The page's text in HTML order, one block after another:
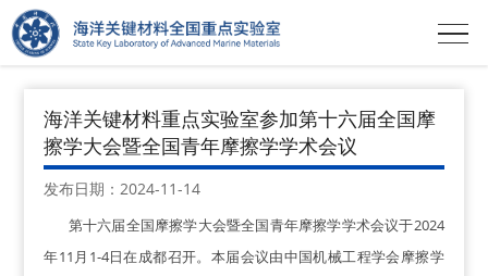
首页> 新闻中心>最新动态
海洋关键材料重点实验室参加第十六届全国摩
擦学大会暨全国青年摩擦学学术会议
发布日期：2024-11-14
第十六届全国摩擦学大会暨全国青年摩擦学学术会议于2024
年11 月 1-4日在成都召开。本届会议由中国机械工程学会摩擦学